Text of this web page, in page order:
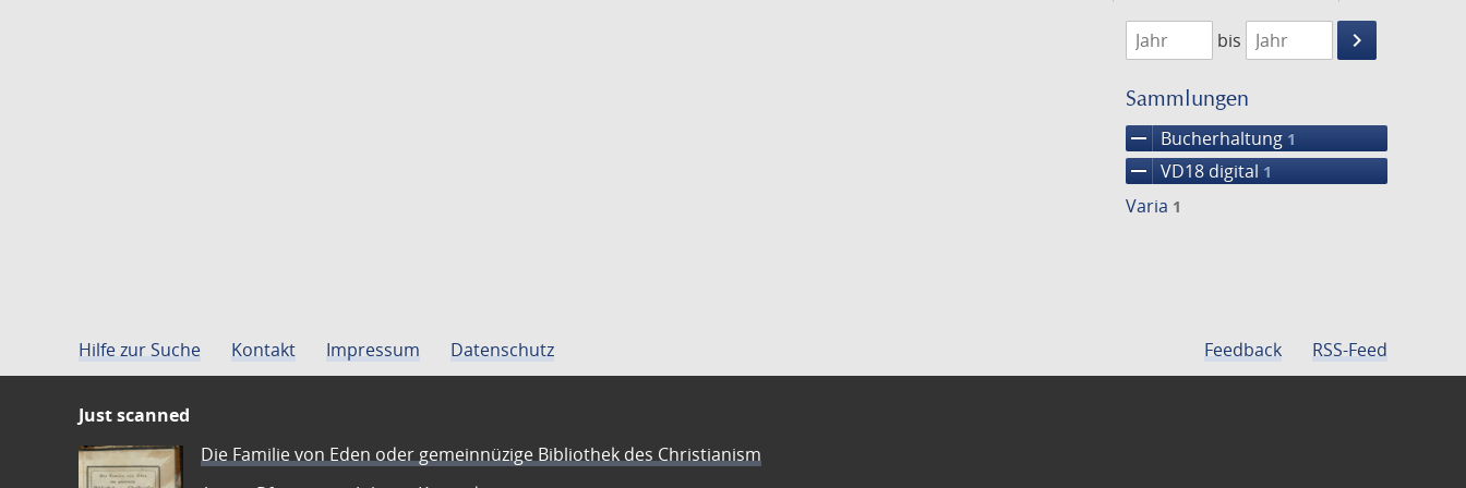
1782
1783
bis
keyboard_arrow_right
Suche
Sammlungen
remove Bucherhaltung 1
remove VD18 digital 1
Varia 1
Hilfe zur Suche Kontakt Impressum Datenschutz Feedback RSS-Feed
Just scanned
Die Familie von Eden oder gemeinnüzige Bibliothek des Christianism